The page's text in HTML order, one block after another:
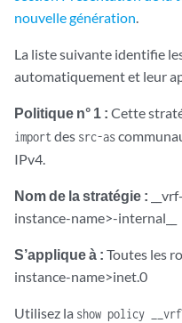
nouvelle génération.
La liste suivante identifie
automatiquement et leur
Politique n° 1 : Cette
importdes src-as
IPv4.
Nom de la stratégie :
instance-name>-internal__
S’applique à : Toutes les
instance-name>inet.0
Utilisez la show policy